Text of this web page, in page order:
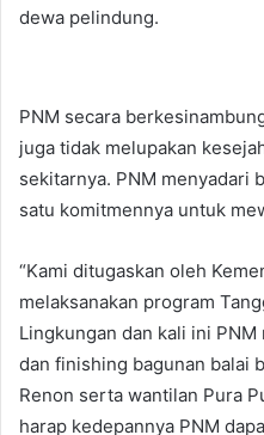
dewa pelindung.
PNM secara
juga tidak melupakan
sekitarnya. PNM menyadari
satu komitmennya untuk
“Kami ditugaskan oleh
melaksanakan program
Lingkungan dan kali ini
dan finishing bagunan balai
Renon serta wantilan Pura
harap kedepannya PNM